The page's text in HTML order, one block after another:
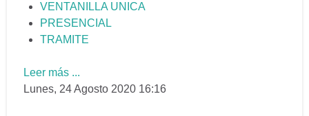
VENTANILLA UNICA
PRESENCIAL
TRAMITE
Leer más ...
Lunes, 24 Agosto 2020 16:16